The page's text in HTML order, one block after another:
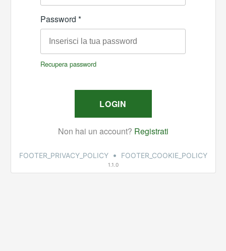
FOOTER_PRIVACY_POLICY • FOOTER_COOKIE_POLICY
1.1.0